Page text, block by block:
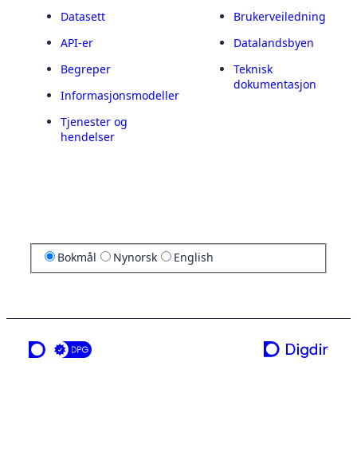
Datasett
API-er
Begreper
Informasjonsmodeller
Tjenester og
hendelser
Brukerveiledning
Datalandsbyen
Teknisk
dokumentasjon
Bokmål Nynorsk English